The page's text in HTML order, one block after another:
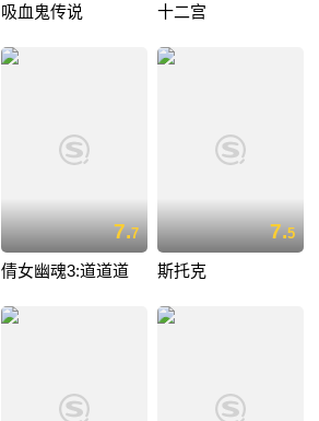
吸血鬼传说 十二宫
7.7
倩女幽魂3:道道道
7.5
斯托克